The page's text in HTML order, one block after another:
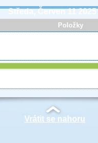
Středa, Červen 11 2025
Položky
Vrátit se nahoru